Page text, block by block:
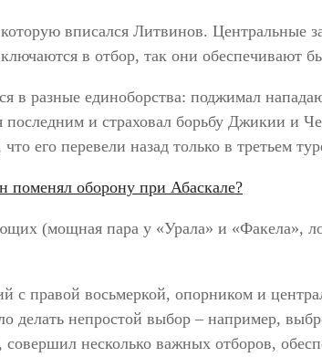
вписался Литвинов. Центральные
в отбор, так они обеспечивают
в разные единоборства: поджимал
последним и страховал борьбу Джикии и
его перевели назад только в третьем
(мощная пара у «Урала» и «Факела»,
с правой восьмеркой, опорником и
делать непростой выбор – например,
совершил несколько важных отборов,